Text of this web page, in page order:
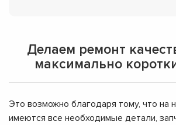
Делаем ремонт
максимально
Это возможно благодаря тому, что на
имеются все необходимые детали,